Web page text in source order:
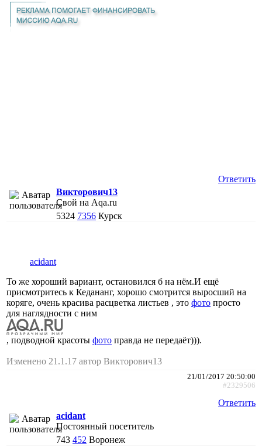
Ответить
Викторович13
Свой на Aqa.ru
5324 7356 Курск
acidant
То же хороший вариант, остановился б на нём.И ещё
присмотритесь к Кедананг, хорошо смотрится выросший на
коряге, очень красива расцветка листьев , это фото просто
для наглядности с ним
, подводной красоты фото правда не передаёт))).
Изменено 21.1.17 автор Викторович13
21/01/2017 20:50:00
#2329506
Ответить
acidant
Постоянный посетитель
743 452 Воронеж